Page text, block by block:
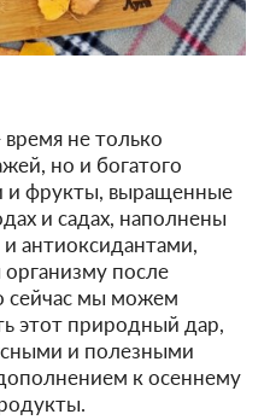
не только
но и богатого
фрукты, выращенные
и садах, наполнены
антиоксидантами,
после
сейчас мы можем
этот природный дар,
и полезными
к осеннему